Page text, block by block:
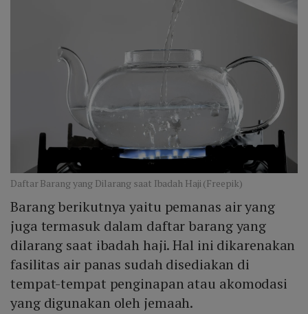
Daftar Barang yang Dilarang saat Ibadah Haji (Freepik)
Barang berikutnya yaitu pemanas air yang
juga termasuk dalam daftar barang yang
dilarang saat ibadah haji. Hal ini dikarenakan
fasilitas air panas sudah disediakan di
tempat-tempat penginapan atau akomodasi
yang digunakan oleh jemaah.